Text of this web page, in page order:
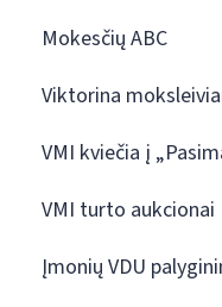
Mokesčių ABC
Viktorina
VMI kviečia į
VMI turto aukcionai
Įmonių VDU